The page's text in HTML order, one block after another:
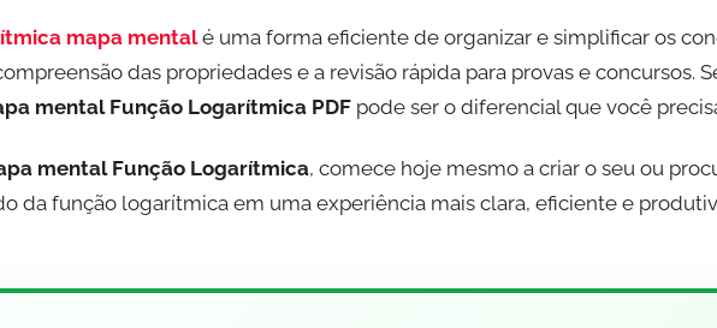
mapa mentalé uma forma eficiente de organizar e simplificar os
das propriedades e a revisão rápida para provas e concursos.
mental Função Logarítmica PDF pode ser o diferencial que você
mental Função Logarítmica, comece hoje mesmo a criar o seu ou
da função logarítmica em uma experiência mais clara, eficiente e